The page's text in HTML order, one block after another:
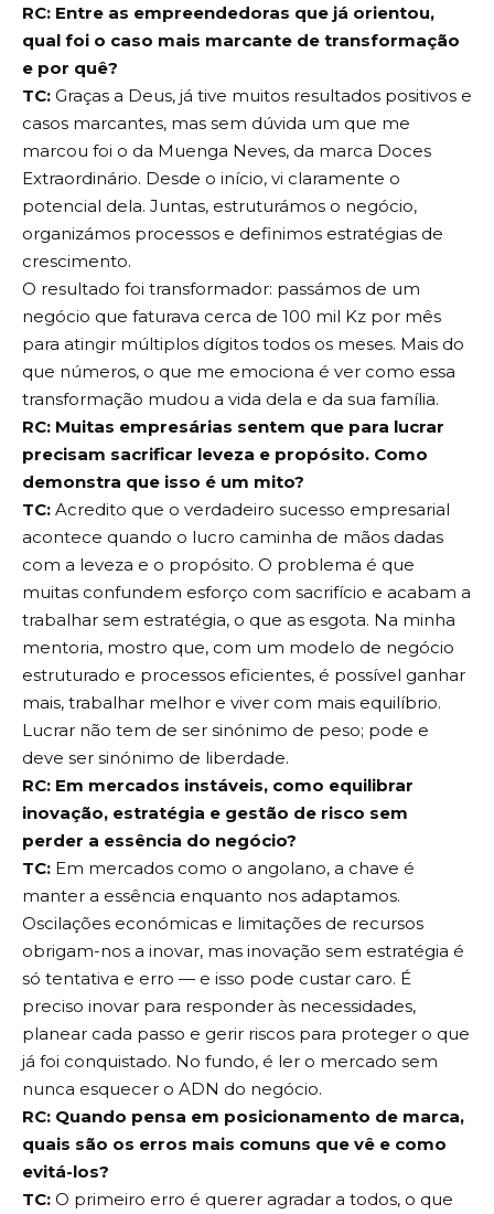
RC: Entre as empreendedoras que já orientou,
qual foi o caso mais marcante de transformação
e por quê?
TC: Graças a Deus, já tive muitos resultados positivos e
casos marcantes, mas sem dúvida um que me
marcou foi o da Muenga Neves, da marca Doces
Extraordinário. Desde o início, vi claramente o
potencial dela. Juntas, estruturámos o negócio,
organizámos processos e definimos estratégias de
crescimento.
O resultado foi transformador: passámos de um
negócio que faturava cerca de 100 mil Kz por mês
para atingir múltiplos dígitos todos os meses. Mais do
que números, o que me emociona é ver como essa
transformação mudou a vida dela e da sua família.
RC: Muitas empresárias sentem que para lucrar
precisam sacrificar leveza e propósito. Como
demonstra que isso é um mito?
TC: Acredito que o verdadeiro sucesso empresarial
acontece quando o lucro caminha de mãos dadas
com a leveza e o propósito. O problema é que
muitas confundem esforço com sacrifício e acabam a
trabalhar sem estratégia, o que as esgota. Na minha
mentoria, mostro que, com um modelo de negócio
estruturado e processos eficientes, é possível ganhar
mais, trabalhar melhor e viver com mais equilíbrio.
Lucrar não tem de ser sinónimo de peso; pode e
deve ser sinónimo de liberdade.
RC: Em mercados instáveis, como equilibrar
inovação, estratégia e gestão de risco sem
perder a essência do negócio?
TC: Em mercados como o angolano, a chave é
manter a essência enquanto nos adaptamos.
Oscilações económicas e limitações de recursos
obrigam-nos a inovar, mas inovação sem estratégia é
só tentativa e erro — e isso pode custar caro. É
preciso inovar para responder às necessidades,
planear cada passo e gerir riscos para proteger o que
já foi conquistado. No fundo, é ler o mercado sem
nunca esquecer o ADN do negócio.
RC: Quando pensa em posicionamento de marca,
quais são os erros mais comuns que vê e como
evitá-los?
TC: O primeiro erro é querer agradar a todos, o que